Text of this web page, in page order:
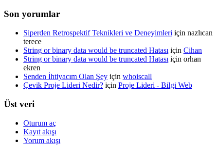
Son yorumlar
Siperden Retrospektif Teknikleri ve Deneyimleri için nazlıcan
terece
String or binary data would be truncated Hatası için Cihan
String or binary data would be truncated Hatası için orhan
ekren
Senden İhtiyacım Olan Şey için whoiscall
Çevik Proje Lideri Nedir? için Proje Lideri - Bilgi Web
Üst veri
Oturum aç
Kayıt akışı
Yorum akışı